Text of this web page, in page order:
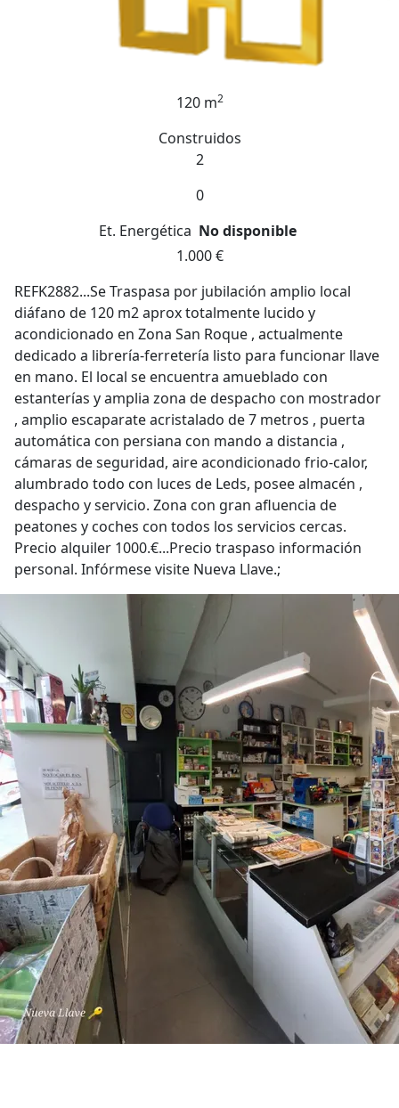
120 m2
Construidos
2
0
Et. Energética No disponible
1.000 €
REFK2882...Se Traspasa por jubilación amplio local
diáfano de 120 m2 aprox totalmente lucido y
acondicionado en Zona San Roque , actualmente
dedicado a librería-ferretería listo para funcionar llave
en mano. El local se encuentra amueblado con
estanterías y amplia zona de despacho con mostrador
, amplio escaparate acristalado de 7 metros , puerta
automática con persiana con mando a distancia ,
cámaras de seguridad, aire acondicionado frio-calor,
alumbrado todo con luces de Leds, posee almacén ,
despacho y servicio. Zona con gran afluencia de
peatones y coches con todos los servicios cercas.
Precio alquiler 1000.€...Precio traspaso información
personal. Infórmese visite Nueva Llave.;